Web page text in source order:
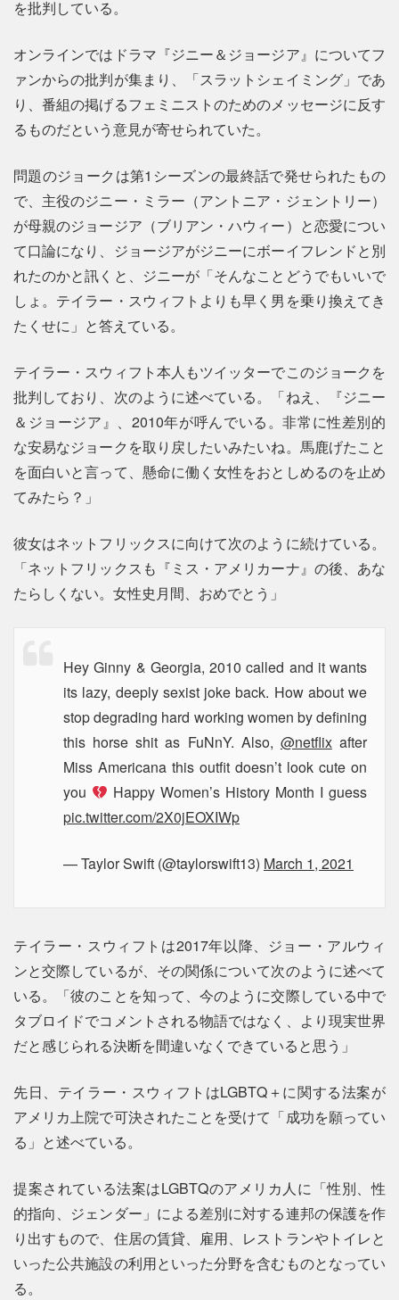
を批判している。
オンラインではドラマ『ジニー＆ジョージア』についてフ
ァンからの批判が集まり、「スラットシェイミング」であ
り、番組の掲げるフェミニストのためのメッセージに反す
るものだという意見が寄せられていた。
問題のジョークは第1シーズンの最終話で発せられたもの
で、主役のジニー・ミラー（アントニア・ジェントリー）
が母親のジョージア（ブリアン・ハウィー）と恋愛につい
て口論になり、ジョージアがジニーにボーイフレンドと別
れたのかと訊くと、ジニーが「そんなことどうでもいいで
しょ。テイラー・スウィフトよりも早く男を乗り換えてき
たくせに」と答えている。
テイラー・スウィフト本人もツイッターでこのジョークを
批判しており、次のように述べている。「ねえ、『ジニー
＆ジョージア』、2010年が呼んでいる。非常に性差別的
な安易なジョークを取り戻したいみたいね。馬鹿げたこと
を面白いと言って、懸命に働く女性をおとしめるのを止め
てみたら？」
彼女はネットフリックスに向けて次のように続けている。
「ネットフリックスも『ミス・アメリカーナ』の後、あな
たらしくない。女性史月間、おめでとう」
Hey Ginny & Georgia, 2010 called and it wants
its lazy, deeply sexist joke back. How about we
stop degrading hard working women by defining
this horse shit as FuNnY. Also, @netflixafter
Miss Americana this outfit doesn’t look cute on
you
Happy Women’s History Month I guess
pic.twitter.com/2X0jEOXIWp
— Taylor Swift (@taylorswift13) March 1, 2021
テイラー・スウィフトは2017年以降、ジョー・アルウィ
ンと交際しているが、その関係について次のように述べて
いる。「彼のことを知って、今のように交際している中で
タブロイドでコメントされる物語ではなく、より現実世界
だと感じられる決断を間違いなくできていると思う」
先日、テイラー・スウィフトはLGBTQ＋に関する法案が
アメリカ上院で可決されたことを受けて「成功を願ってい
る」と述べている。
提案されている法案はLGBTQのアメリカ人に「性別、性
的指向、ジェンダー」による差別に対する連邦の保護を作
り出すもので、住居の賃貸、雇用、レストランやトイレと
いった公共施設の利用といった分野を含むものとなってい
る。